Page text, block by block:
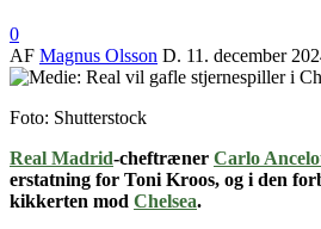
0
AF Magnus Olsson D. 11. december
Foto: Shutterstock
Real Madrid-cheftræner Carlo
erstatning for Toni Kroos, og i den
kikkerten mod Chelsea.